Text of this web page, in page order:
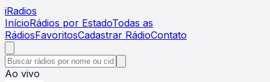
iRadios
InícioRádios por EstadoTodas as
RádiosFavoritosCadastrar RádioContato
Ao vivo